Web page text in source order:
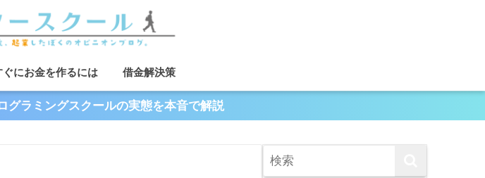
ぐにお金を作るには 借金解決策
グラミングスクールの実態を本音で解説